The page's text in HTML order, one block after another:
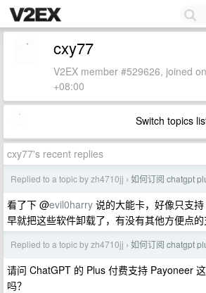
cxy77
V2EX member #529626, joined
+08:00
Switch topics
cxy77's recent replies
Replied to a topic by zh4710jj › 如何订阅 chatgpt
看了下 @evil0harry 说的大能卡，好像只支
早就把这些软件卸载了，有没有其他方便点的
Replied to a topic by zh4710jj › 如何订阅 chatgpt
请问 ChatGPT 的 Plus 付费支持 Payoneer
吗？